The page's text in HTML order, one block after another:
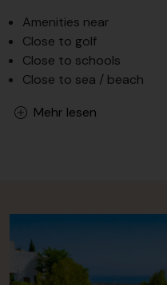
Amenities near
Close to golf
Close to schools
Close to sea / beach
Mehr lesen